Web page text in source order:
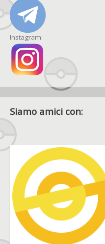
Instagram:
Siamo amici con: